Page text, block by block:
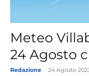
Meteo
24 Agosto
Redazione 24 Agosto